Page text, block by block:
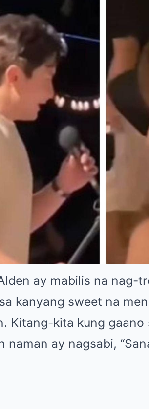
ay mabilis na nag-
kanyang sweet na
Kitang-kita kung gaano
naman ay nagsabi,